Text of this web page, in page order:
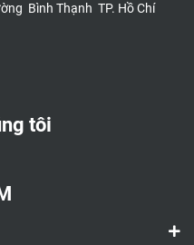
Bình Thạnh TP. Hồ Chí
tôi